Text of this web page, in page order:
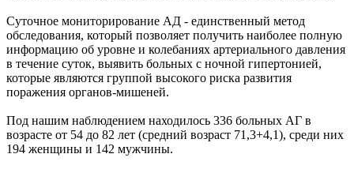
Суточное мониторирование АД - единственный метод
обследования, который позволяет получить наиболее полную
информацию об уровне и колебаниях артериального давления
в течение суток, выявить больных с ночной гипертонией,
которые являются группой высокого риска развития
поражения органов-мишеней.
Под нашим наблюдением находилось 336 больных АГ в
возрасте от 54 до 82 лет (средний возраст 71,3+4,1), среди них
194 женщины и 142 мужчины.